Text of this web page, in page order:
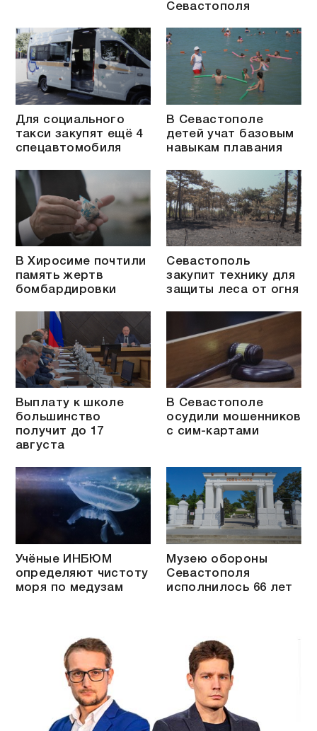
Севастополя
Для социального
такси закупят ещё 4
спецавтомобиля
В Севастополе
детей учат базовым
навыкам плавания
В Хиросиме почтили
память жертв
бомбардировки
Севастополь
закупит технику для
защиты леса от огня
Выплату к школе
большинство
получит до 17
августа
В Севастополе
осудили мошенников
с сим-картами
Учёные ИНБЮМ
определяют чистоту
моря по медузам
Музею обороны
Севастополя
исполнилось 66 лет